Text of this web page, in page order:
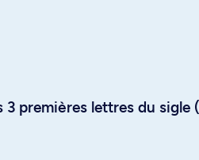
premières lettres du sigle